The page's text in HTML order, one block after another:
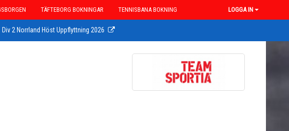
TÄFTEBORG BOKNINGAR TENNISBANA BOKNING LOGGA IN
Div 2 Norrland Höst Uppflyttning 2026